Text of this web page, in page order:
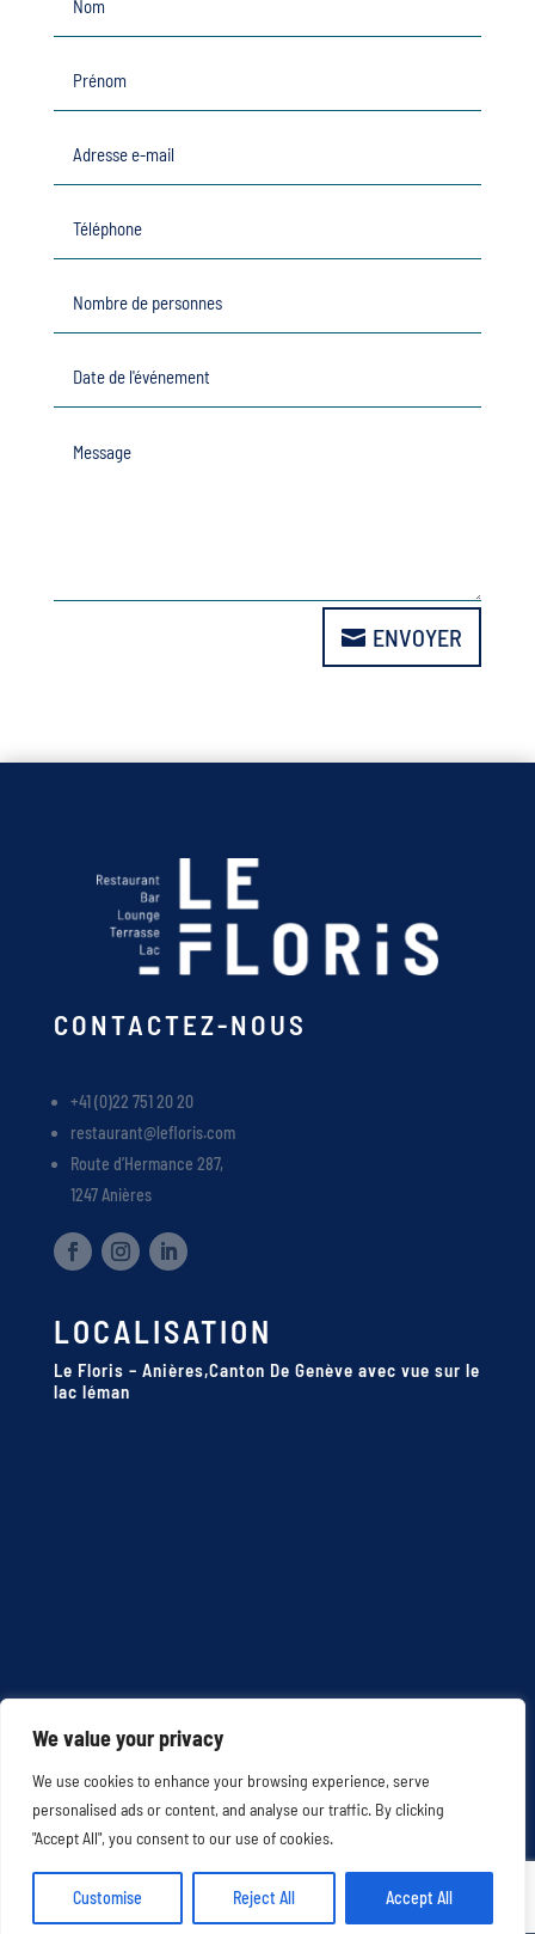
We value your privacy
We use cookies to enhance your browsing experience, serve
personalised ads or content, and analyse our traffic. By clicking
"Accept All", you consent to our use of cookies.
Customise Reject All Accept All
ENVOYER
CONTACTEZ-NOUS
+41 (0)22 751 20 20
restaurant@lefloris.com
Route d’Hermance 287,
1247 Anières
LOCALISATION
Le Floris – Anières,Canton De Genève avec vue sur le
lac léman
© Copyright 2024 All rights reserved | Restaurant Le Floris |
Réalisé par Arkone|Legal notices